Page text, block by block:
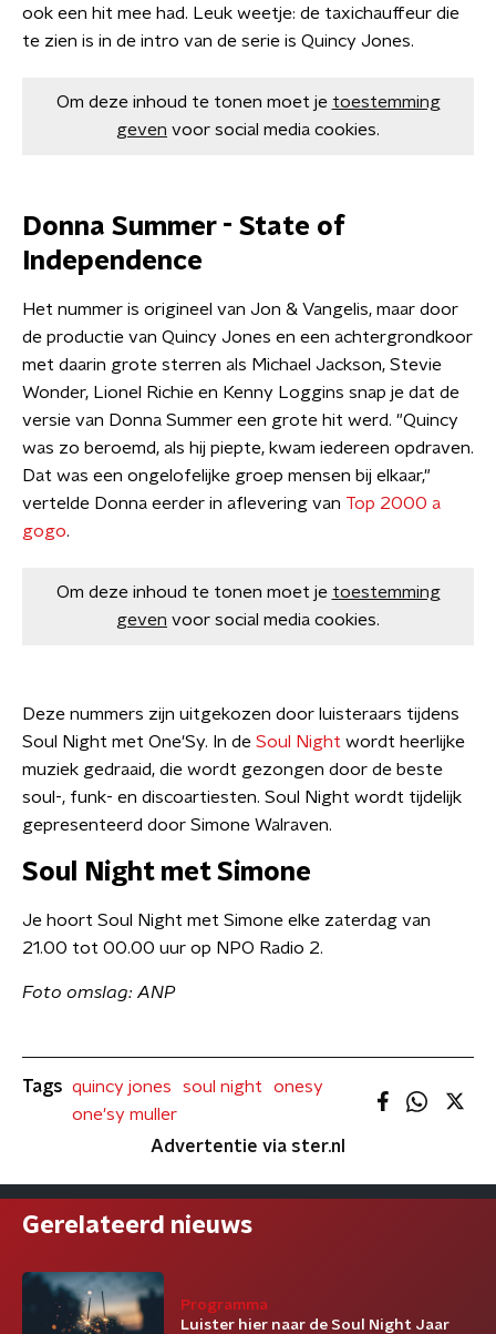
ook een hit mee had. Leuk weetje: de taxichauffeur die
te zien is in de intro van de serie is Quincy Jones.
Om deze inhoud te tonen moet je toestemming
geven voor social media cookies.
Donna Summer - State of
Independence
Het nummer is origineel van Jon & Vangelis, maar door
de productie van Quincy Jones en een achtergrondkoor
met daarin grote sterren als Michael Jackson, Stevie
Wonder, Lionel Richie en Kenny Loggins snap je dat de
versie van Donna Summer een grote hit werd. "Quincy
was zo beroemd, als hij piepte, kwam iedereen opdraven.
Dat was een ongelofelijke groep mensen bij elkaar,"
vertelde Donna eerder in aflevering van Top 2000 a
gogo.
Om deze inhoud te tonen moet je toestemming
geven voor social media cookies.
Deze nummers zijn uitgekozen door luisteraars tijdens
Soul Night met One'Sy. In de Soul Night wordt heerlijke
muziek gedraaid, die wordt gezongen door de beste
soul-, funk- en discoartiesten. Soul Night wordt tijdelijk
gepresenteerd door Simone Walraven.
Soul Night met Simone
Je hoort Soul Night met Simone elke zaterdag van
21.00 tot 00.00 uur op NPO Radio 2.
Foto omslag: ANP
Tags quincy jones soul night
onesy
one'sy muller
Advertentie via ster.nl
Gerelateerd nieuws
Programma
Luister hier naar de Soul Night Jaar